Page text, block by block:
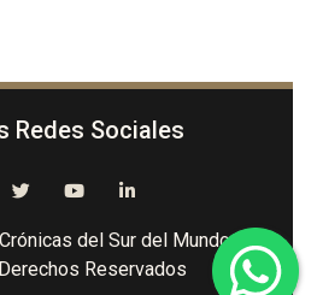
Redes Sociales
del Sur del Mundo -
Reservados